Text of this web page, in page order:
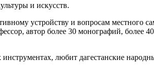
и искусств.
устройству и вопросам
автор более 30 монографий, более
любит дагестанские